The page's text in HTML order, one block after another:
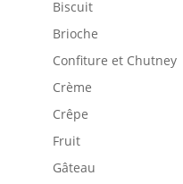
Biscuit
Brioche
Confiture et Chutney
Crème
Crêpe
Fruit
Gâteau